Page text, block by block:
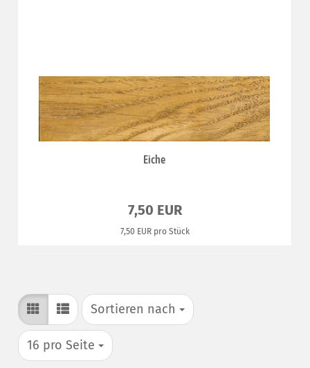
Eiche
7,50 EUR
7,50 EUR pro Stück
Sortieren nach
Sortieren nach
16 pro Seite
pro Seite